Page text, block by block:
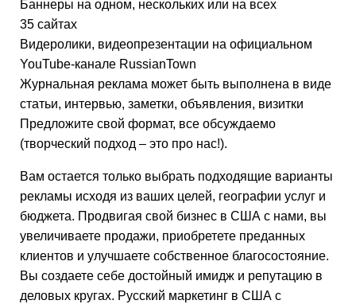
Баннеры на одном, нескольких или на всех
35 сайтах
Видеролики, видеопрезентации на официальном
YouTube-канале RussianTown
Журнальная реклама может быть выполнена в виде
статьи, интервью, заметки, объявления, визитки
Предложите свой формат, все обсуждаемо
(творческий подход – это про нас!).
Вам остается только выбрать подходящие варианты
рекламы исходя из ваших целей, географии услуг и
бюджета. Продвигая свой бизнес в США с нами, вы
увеличиваете продажи, приобретете преданных
клиентов и улучшаете собственное благосостояние.
Вы создаете себе достойный имидж и репутацию в
деловых кругах. Русский маркетинг в США с